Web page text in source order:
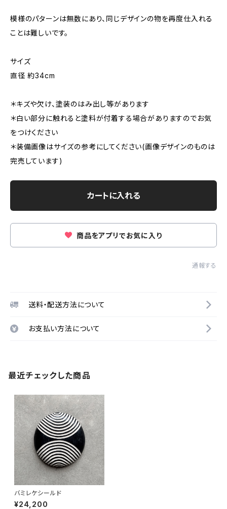
模様のパターンは無数にあり、同じデザインの物を再度仕入れる
ことは難しいです。
サイズ
直径 約34cm
＊キズや欠け、塗装のはみ出し等があります
＊白い部分に触れると塗料が付着する場合がありますのでお気
をつけください
＊装備画像はサイズの参考にしてください(画像デザインのものは
完売しています)
カートに入れる
商品をアプリでお気に入り
通報する
送料・配送方法について
お支払い方法について
最近チェックした商品
バミレケシールド
¥24,200